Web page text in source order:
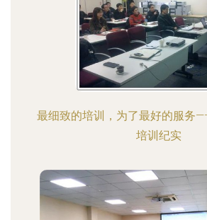
最细致的培训，为了最好的服务
培训纪实